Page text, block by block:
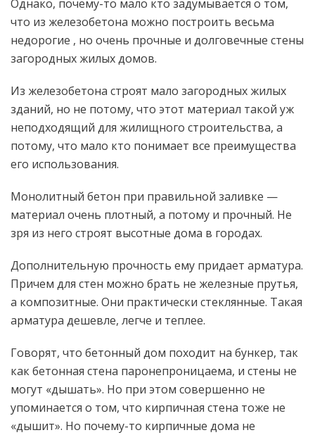
Однако, почему-то мало кто задумывается о том,
что из железобетона можно построить весьма
недорогие , но очень прочные и долговечные стены
загородных жилых домов.
Из железобетона строят мало загородных жилых
зданий, но не потому, что этот материал такой уж
неподходящий для жилищного строительства, а
потому, что мало кто понимает все преимущества
его использования.
Монолитный бетон при правильной заливке —
материал очень плотный, а потому и прочный. Не
зря из него строят высотные дома в городах.
Дополнительную прочность ему придает арматура.
Причем для стен можно брать не железные прутья,
а композитные. Они практически стеклянные. Такая
арматура дешевле, легче и теплее.
Говорят, что бетонный дом походит на бункер, так
как бетонная стена паронепроницаема, и стены не
могут «дышать». Но при этом совершенно не
упоминается о том, что кирпичная стена тоже не
«дышит». Но почему-то кирпичные дома не